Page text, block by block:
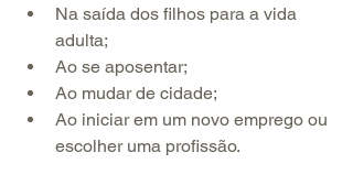
Na saída dos filhos para a vida
adulta;
Ao se aposentar;
Ao mudar de cidade;
Ao iniciar em um novo emprego ou
escolher uma profissão.